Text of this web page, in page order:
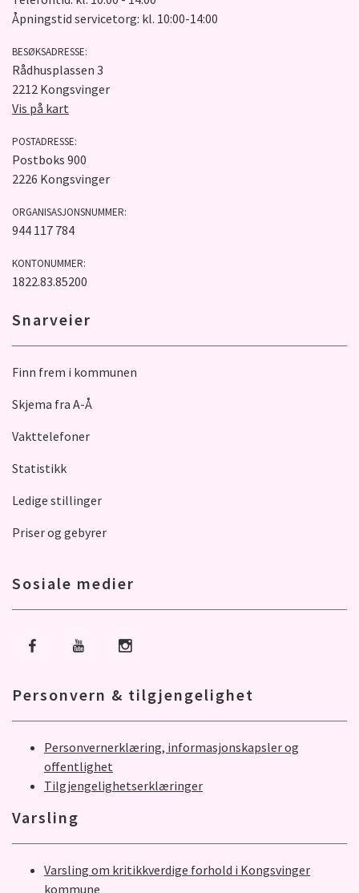
Åpningstid servicetorg: kl. 10:00-14:00
BESØKSADRESSE:
Rådhusplassen 3
2212 Kongsvinger
Vis på kart
POSTADRESSE:
Postboks 900
2226 Kongsvinger
ORGANISASJONSNUMMER:
944 117 784
KONTONUMMER:
1822.83.85200
Snarveier
Finn frem i kommunen
Skjema fra A-Å
Vakttelefoner
Statistikk
Ledige stillinger
Priser og gebyrer
Sosiale medier
Gå til Facebook
Gå til YoutubeGå til Instagram
Personvern & tilgjengelighet
Personvernerklæring, informasjonskapsler og
offentlighet
Tilgjengelighetserklæringer
Varsling
Varsling om kritikkverdige forhold i Kongsvinger
kommune